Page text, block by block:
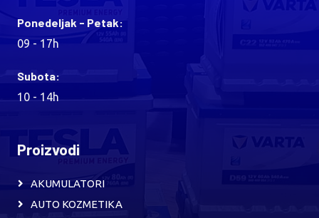
Ponedeljak - Petak:
09 - 17h
Subota:
10 - 14h
Proizvodi
AKUMULATORI
AUTO KOZMETIKA